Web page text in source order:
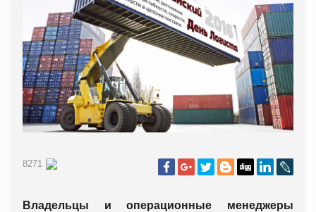
8271
Владельцы и операционные менеджеры